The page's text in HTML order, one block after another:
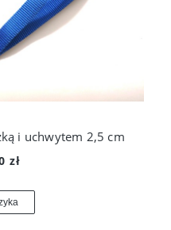
i uchwytem 2,5 cm
zł